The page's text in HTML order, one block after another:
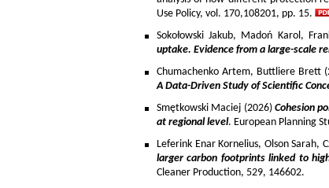
Use Policy, vol. 170,108201, pp. 15.
Sokołowski Jakub, Madoń Karol,
uptake. Evidence from a large-scale
Chumachenko Artem, Buttliere Brett
A Data-Driven Study of Scientific
Smętkowski Maciej (2026) Cohesion
at regional level. European Planning
Leferink Enar Kornelius, Olson Sarah,
larger carbon footprints linked to
Cleaner Production, 529, 146602.